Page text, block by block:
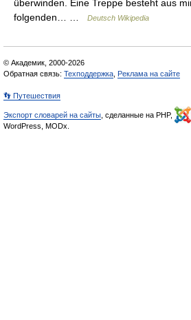
überwinden. Eine Treppe besteht aus
folgenden… …
Deutsch Wikipedia
© Академик, 2000-2026
Обратная связь: Техподдержка Реклама на сайте
👣 Путешествия
Экспорт словарей на сайты , сделанные на PHP,
WordPress, MODx.